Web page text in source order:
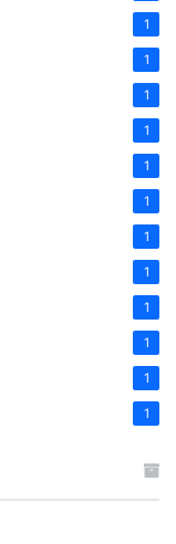
1
1
1
1
1
1
1
1
1
1
1
1